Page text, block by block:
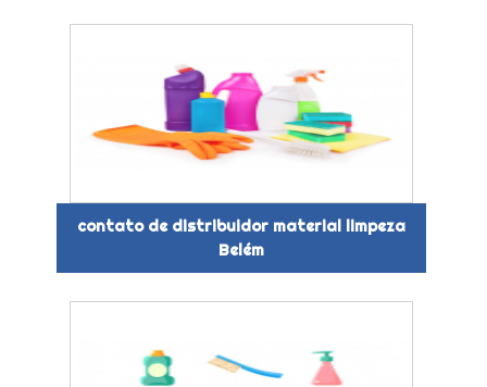
contato de distribuidor material limpeza
Belém